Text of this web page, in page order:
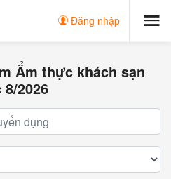
Đăng nhập
Ẩm thực khách sạn
2026